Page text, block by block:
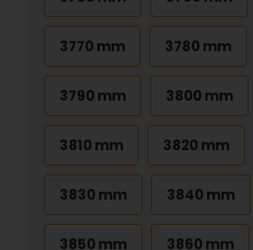
3770 mm 3780 mm
3790 mm 3800 mm
3810 mm 3820 mm
3830 mm 3840 mm
3850 mm 3860 mm